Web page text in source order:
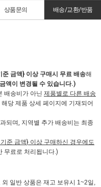
상품문의 배송/교환/반품
준 금액} 이상 구매시 무료 배송해
액이 변경될 수 있습니다.)
배송비가 아닌 제품별로 다른 배송
당 제품 상세 페이지에 기재되어
되며, 지역별 추가 배송비는 최종
준 금액} 이상 구매하신 경우에도
무료로 처리됩니다.)
일반 상품은 재고 보유시 1~2일,